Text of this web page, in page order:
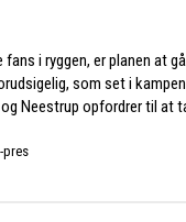
i ryggen, er planen at
som set i
Neestrup opfordrer til at
pres